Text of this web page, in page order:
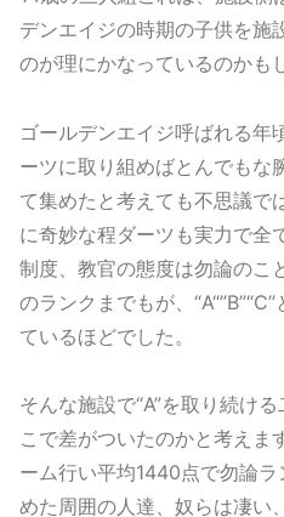
デンエイジの時期の子供を施
のが理にかなっているのかも
ゴールデンエイジ呼ばれる年
ーツに取り組めばとんでもな
て集めたと考えても不思議で
に奇妙な程ダーツも実力で全
制度、教官の態度は勿論のこ
のランクまでもが、
ているほどでした。
そんな施設で“A”を取り続け
こで差がついたのかと考えま
ーム行い平均1440点で勿論
めた周囲の人達、奴らは凄い